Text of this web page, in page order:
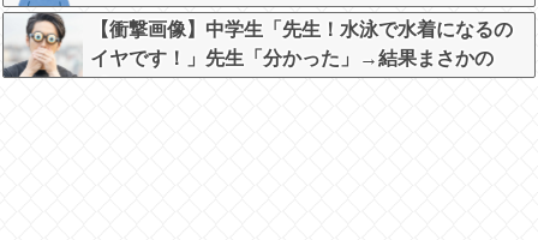
【衝撃画像】中学生「先生！水泳で水着になるの
イヤです！」先生「分かった」→結果まさかの